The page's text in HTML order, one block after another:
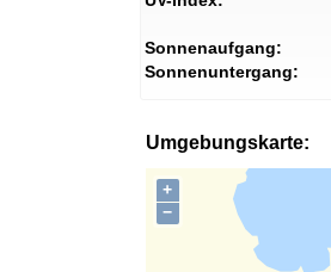
Sonnenaufgang:
Sonnenuntergang:
Umgebungskarte:
+
−